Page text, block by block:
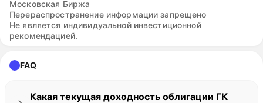
Московская Биржа
Перераспространение информации запрещено
Не является индивидуальной инвестиционной
рекомендацией.
FAQ
Какая текущая доходность облигации ГК